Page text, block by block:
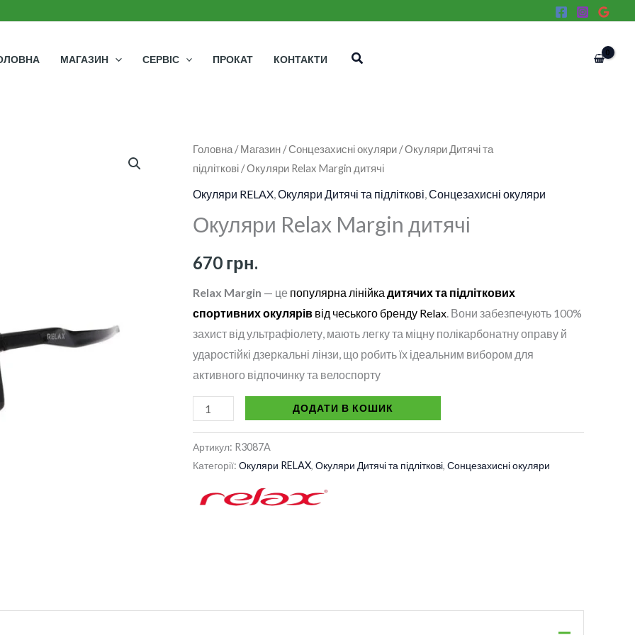
МАГАЗИН СЕРВІС ПРОКАТ КОНТАКТИ Пошук
Головна /Магазин /Сонцезахисні окуляри /Окуляри Дитячі та
підліткові / Окуляри Relax Margin дитячі
Окуляри RELAX Окуляри Дитячі та підліткові Сонцезахисні окуляри
Окуляри Relax Margin дитячі
670 грн.
Relax Margin — це популярна лінійка дитячих та підліткових
спортивних окулярів від чеського бренду Relax . Вони забезпечують 100%
захист від ультрафіолету, мають легку та міцну полікарбонатну оправу й
ударостійкі дзеркальні лінзи, що робить їх ідеальним вибором для
активного відпочинку та велоспорту
Окуляри
Relax
Margin
кількість
ДОДАТИ В КОШИК
Артикул: R3087A
Категорії: Окуляри RELAX, Окуляри Дитячі та підліткові, Сонцезахисні окуляри